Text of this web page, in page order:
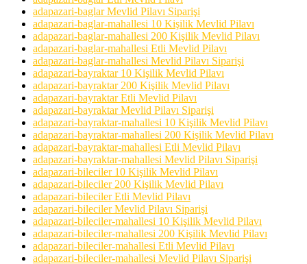
adapazari-baglar Mevlid Pilavı Siparişi
adapazari-baglar-mahallesi 10 Kişilik Mevlid Pilavı
adapazari-baglar-mahallesi 200 Kişilik Mevlid Pilavı
adapazari-baglar-mahallesi Etli Mevlid Pilavı
adapazari-baglar-mahallesi Mevlid Pilavı Siparişi
adapazari-bayraktar 10 Kişilik Mevlid Pilavı
adapazari-bayraktar 200 Kişilik Mevlid Pilavı
adapazari-bayraktar Etli Mevlid Pilavı
adapazari-bayraktar Mevlid Pilavı Siparişi
adapazari-bayraktar-mahallesi 10 Kişilik Mevlid Pilavı
adapazari-bayraktar-mahallesi 200 Kişilik Mevlid Pilavı
adapazari-bayraktar-mahallesi Etli Mevlid Pilavı
adapazari-bayraktar-mahallesi Mevlid Pilavı Siparişi
adapazari-bileciler 10 Kişilik Mevlid Pilavı
adapazari-bileciler 200 Kişilik Mevlid Pilavı
adapazari-bileciler Etli Mevlid Pilavı
adapazari-bileciler Mevlid Pilavı Siparişi
adapazari-bileciler-mahallesi 10 Kişilik Mevlid Pilavı
adapazari-bileciler-mahallesi 200 Kişilik Mevlid Pilavı
adapazari-bileciler-mahallesi Etli Mevlid Pilavı
adapazari-bileciler-mahallesi Mevlid Pilavı Siparişi